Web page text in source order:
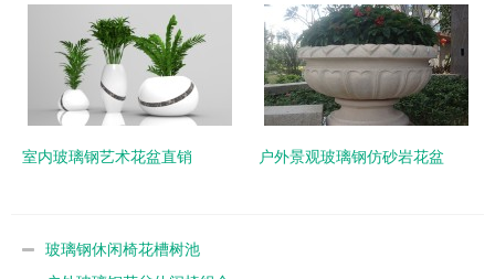
室内玻璃钢艺术花盆直销 户外景观玻璃钢仿砂岩花盆
玻璃钢休闲椅花槽树池